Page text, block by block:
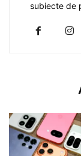
subiecte de